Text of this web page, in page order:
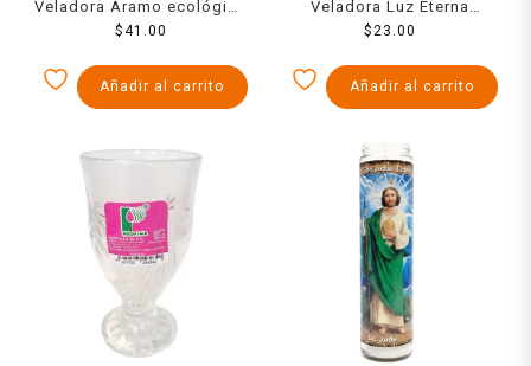
Veladora Aramo ecológica
7 días 1 pza
$41.00
Añadir al carrito
Veladora Luz Eterna
Muralla Fama
$ 23.00
Añadir al carrito